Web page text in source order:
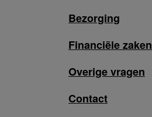
Bezorging
Financiële zaken
Overige vragen
Contact